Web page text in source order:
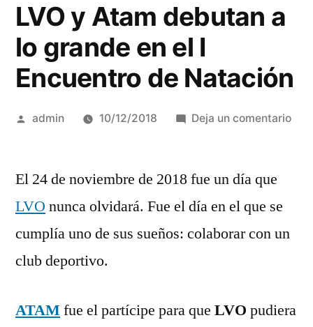
LVO y Atam debutan a
lo grande en el I
Encuentro de Natación
Publicado
admin 10/12/2018 Deja un comentarioen
I
El 24 de noviembre de 2018 fue un día que
LVO nunca olvidará. Fue el día en el que se
cumplía uno de sus sueños: colaborar con un
club deportivo.
ATAMfue el partícipe para que LVO pudiera